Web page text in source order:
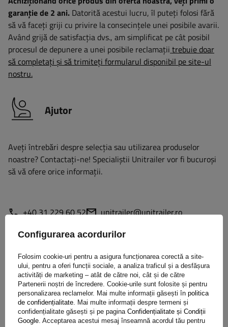
garanție de 2 ani. Datorită acestui lucru, îl puteți folosi fără
să vă faceți griji cu privire la consecințele unei posibile avarii.
Având grijă de satisfacția dvs., am simplificat pe cât posibil
procesul de depunere a unei posibile reclamații trebuie doar
să completați și să trimiteți formularul disponibil pe site-ul
nostru.
Ajutor
Aveți întrebări despre selecția sau utilizarea produselor
noastre? Contactaţi-ne! Specialiștii Unitrailer vor fi bucuroși
să vă ofere orice informații.
+40 31 229 60 52 unitrailer@unitrailer.ro
Specificație
Livrare
Configurarea acordurilor
Folosim cookie-uri pentru a asigura funcționarea corectă a site-
ului, pentru a oferi funcții sociale, a analiza traficul și a desfășura
activități de marketing – atât de către noi, cât și de către
Partenerii noștri de încredere. Cookie-urile sunt folosite și pentru
personalizarea reclamelor. Mai multe informații găsești în politica
de confidențialitate . Mai multe informații despre termeni și
confidențialitate găsești și pe pagina Confidențialitate și Condiții
Google . Acceptarea acestui mesaj înseamnă acordul tău pentru